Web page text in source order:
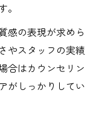
感の表現が求めら
やスタッフの実績
合はカウンセリン
がしっかりしてい